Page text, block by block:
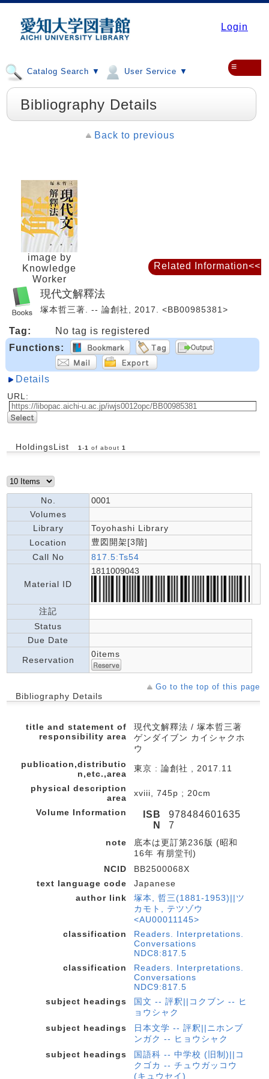
Login
Catalog Search ▼ User Service ▼ ≡
Bibliography Details
Back to previous
image by
Knowledge
Worker
現代文解釋法
塚本哲三著. -- 論創社, 2017. <BB00985381>
Tag:
No tag is registered
Functions:
Details
URL:
HoldingsList 1 -1 of about 1
No.
0001
Volumes
Library
Toyohashi Library
Location
豊図開架[3階]
Call No
817.5:Ts54
Material ID
1811009043
注記
Status
Due Date
Reservation
0items
Go to the top of this page
Bibliography Details
title and statement of
responsibility area
現代文解釋法 / 塚本哲三著
ゲンダイブン カイシャクホ
ウ
publication,distributio
n,etc.,area
東京 : 論創社 , 2017.11
physical description
area
xviii, 745p ; 20cm
Volume Information
ISB
N
978484601635
7
note
底本は更訂第236版 (昭和
16年 有朋堂刊)
NCID
BB2500068X
text language code
Japanese
author link
塚本, 哲三(1881-1953)||ツ
カモト, テツゾウ
<AU00011145>
classification
Readers. Interpretations.
Conversations
NDC8:817.5
classification
Readers. Interpretations.
Conversations
NDC9:817.5
subject headings
国文 -- 評釈||コクブン -- ヒ
ョウシャク
subject headings
日本文学 -- 評釈||ニホンブ
ンガク -- ヒョウシャク
subject headings
国語科 -- 中学校 (旧制)||コ
クゴカ -- チュウガッコウ
(キュウセイ)
Related Information<<